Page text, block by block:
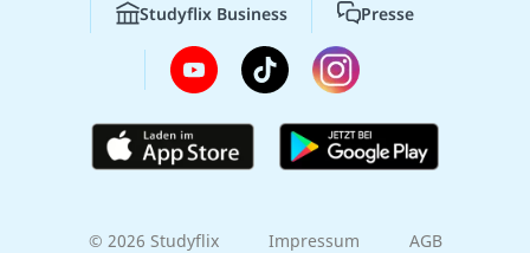
Studyflix Business Presse
© 2026 Studyflix Impressum AGB